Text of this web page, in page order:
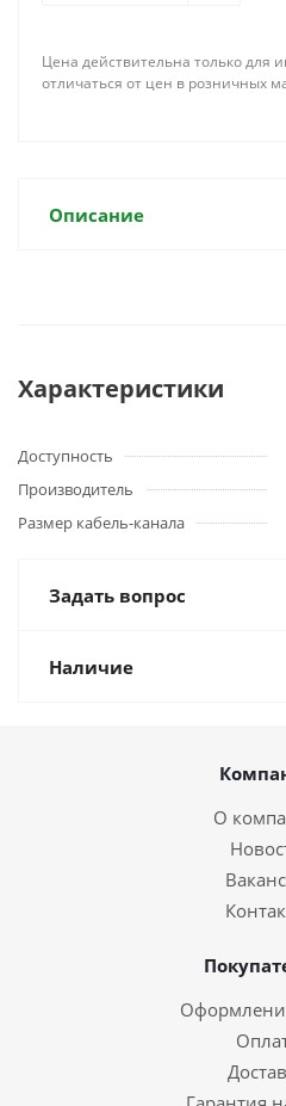
Цена действительна только для
отличаться от цен в розничных
Описание
Характеристики
Доступность
Производитель
Размер кабель-канала
Задать вопрос
Наличие
О